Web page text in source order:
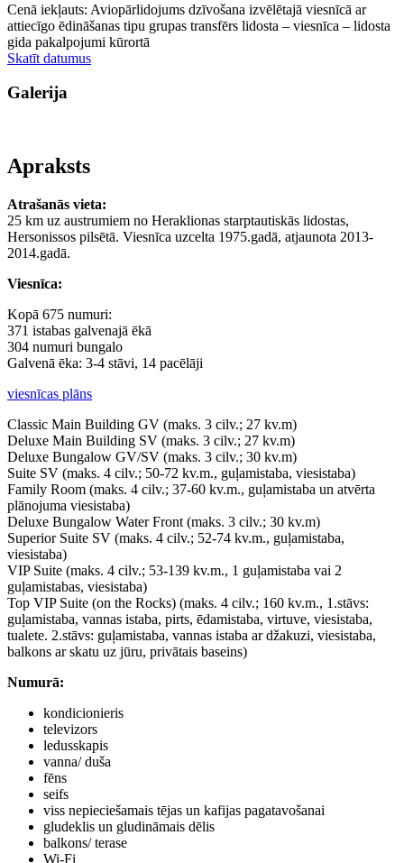
Cenā iekļauts: Aviopārlidojums dzīvošana izvēlētajā viesnīcā ar
attiecīgo ēdināšanas tipu grupas transfērs lidosta – viesnīca – lidosta
gida pakalpojumi kūrortā
Skatīt datumus
Galerija
Apraksts
Atrašanās vieta:
25 km uz austrumiem no Heraklionas starptautiskās lidostas,
Hersonissos pilsētā. Viesnīca uzcelta 1975.gadā, atjaunota 2013-
2014.gadā.
Viesnīca:
Kopā 675 numuri:
371 istabas galvenajā ēkā
304 numuri bungalo
Galvenā ēka: 3-4 stāvi, 14 pacēlāji
viesnīcas plāns
Classic Main Building GV (maks. 3 cilv.; 27 kv.m)
Deluxe Main Building SV (maks. 3 cilv.; 27 kv.m)
Deluxe Bungalow GV/SV (maks. 3 cilv.; 30 kv.m)
Suite SV (maks. 4 cilv.; 50-72 kv.m., guļamistaba, viesistaba)
Family Room (maks. 4 cilv.; 37-60 kv.m., guļamistaba un atvērta
plānojuma viesistaba)
Deluxe Bungalow Water Front (maks. 3 cilv.; 30 kv.m)
Superior Suite SV (maks. 4 cilv.; 52-74 kv.m., guļamistaba,
viesistaba)
VIP Suite (maks. 4 cilv.; 53-139 kv.m., 1 guļamistaba vai 2
guļamistabas, viesistaba)
Top VIP Suite (on the Rocks) (maks. 4 cilv.; 160 kv.m., 1.stāvs:
guļamistaba, vannas istaba, pirts, ēdamistaba, virtuve, viesistaba,
tualete. 2.stāvs: guļamistaba, vannas istaba ar džakuzi, viesistaba,
balkons ar skatu uz jūru, privātais baseins)
Numurā:
kondicionieris
televizors
ledusskapis
vanna/ duša
fēns
seifs
viss nepieciešamais tējas un kafijas pagatavošanai
gludeklis un gludināmais dēlis
balkons/ terase
Wi-Fi